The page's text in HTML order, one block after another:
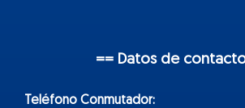
== Datos de
Teléfono Conmutador: